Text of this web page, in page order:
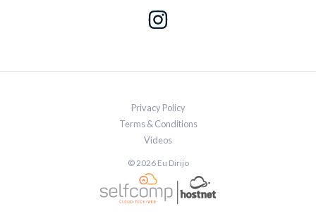
Privacy Policy
Terms & Conditions
Vídeos
© 2026 Eu Dirijo